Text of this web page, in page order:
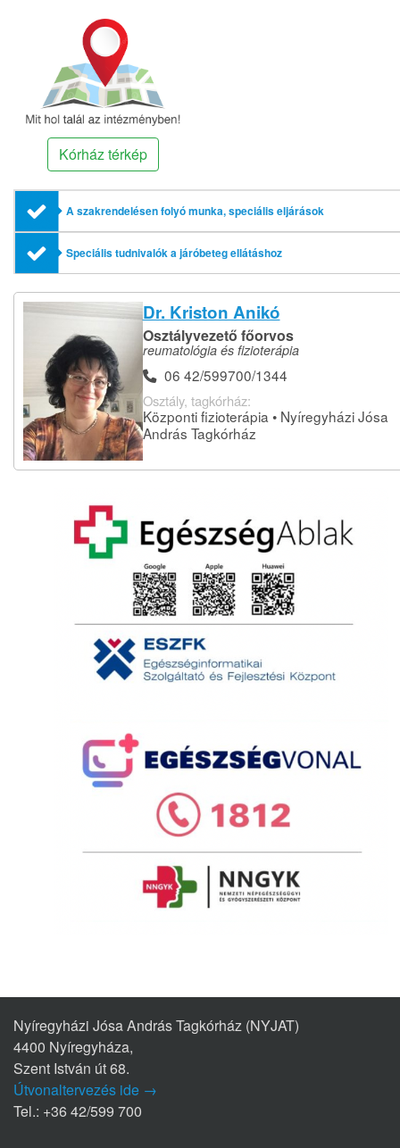
Kórház térkép
A szakrendelésen folyó munka, speciális eljárások
Speciális tudnivalók a járóbeteg ellátáshoz
Dr. Kriston Anikó
Osztályvezető főorvos
reumatológia és fizioterápia
06 42/599700/1344
Osztály, tagkórház:
Központi fizioterápia • Nyíregyházi Jósa
András Tagkórház
Nyíregyházi Jósa András Tagkórház (NYJAT)
4400 Nyíregyháza,
Szent István út 68.
Útvonaltervezés ide →
Tel.: +36 42/599 700